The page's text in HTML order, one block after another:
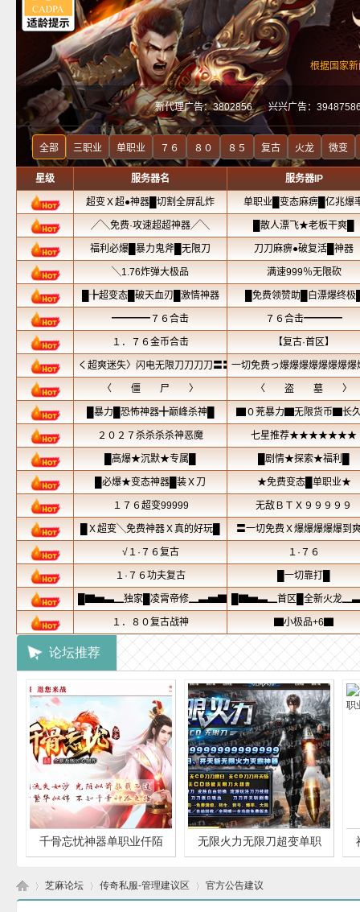
论坛推荐
千骨忘忧神器单职业仟陌
无限火力无限刀超变单职
芝麻论坛 传奇私服-管理建议区 官方公告建议